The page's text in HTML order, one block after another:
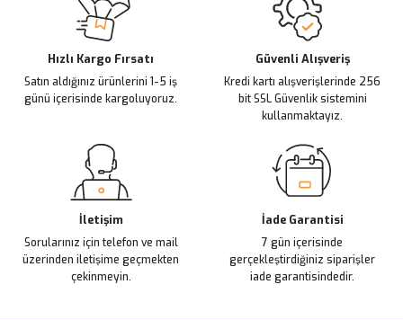
Ürün açıklamasında eksik bilgiler bulunuyor.
Ürün bilgilerinde hatalar bulunuyor.
Ürün fiyatı diğer sitelerden daha pahalı.
Bu ürüne benzer farklı alternatifler olmalı.
Hızlı Kargo Fırsatı
Satın aldığınız ürünlerini 1-5 iş
günü içerisinde kargoluyoruz.
Güvenli Alışveriş
Kredi kartı alışverişlerinde 256
bit SSL Güvenlik sistemini
kullanmaktayız.
İletişim
Sorularınız için telefon ve mail
üzerinden iletişime geçmekten
çekinmeyin.
İade Garantisi
7 gün içerisinde
gerçekleştirdiğiniz siparişler
iade garantisindedir.